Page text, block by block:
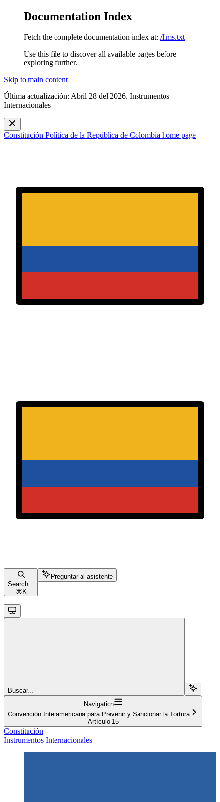
Documentation Index
Fetch the complete documentation index at: /llms.txt
Use this file to discover all available pages before
exploring further.
Skip to main content
Última actualización: Abril 28 del 2026. Instrumentos
Internacionales
Constitución Política de la República de Colombia home page
Search...
⌘ K
Preguntar al asistente
Buscar...
Navigation
Convención Interamericana para Prevenir y Sancionar la Tortura
Artículo 15
Constitución
Instrumentos Internacionales